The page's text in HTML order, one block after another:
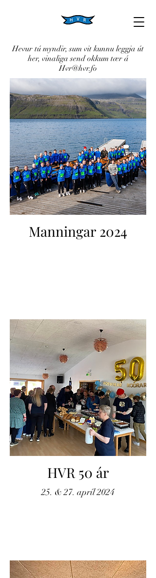
Hevur tú myndir, sum vit kunnu leggja út
her, vinaliga send okkum tær á
Hvr@hvr.fo
Manningar 2024
HVR 50 ár
25. & 27. apríl 2024